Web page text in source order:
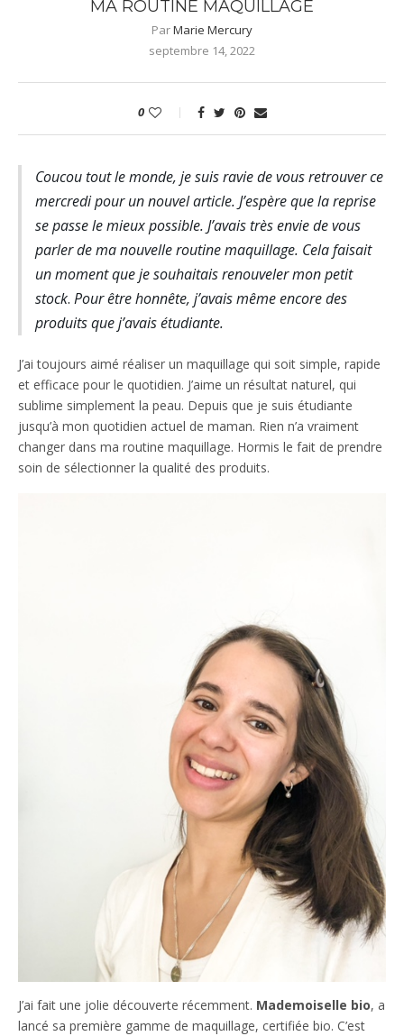
MA ROUTINE MAQUILLAGE
ParMarie Mercury
septembre 14, 2022
0
Coucou tout le monde, je suis ravie de vous retrouver ce
mercredi pour un nouvel article. J’espère que la reprise
se passe le mieux possible. J’avais très envie de vous
parler de ma nouvelle routine maquillage. Cela faisait
un moment que je souhaitais renouveler mon petit
stock. Pour être honnête, j’avais même encore des
produits que j’avais étudiante.
J’ai toujours aimé réaliser un maquillage qui soit simple, rapide
et efficace pour le quotidien. J’aime un résultat naturel, qui
sublime simplement la peau. Depuis que je suis étudiante
jusqu’à mon quotidien actuel de maman. Rien n’a vraiment
changer dans ma routine maquillage. Hormis le fait de prendre
soin de sélectionner la qualité des produits.
J’ai fait une jolie découverte récemment. Mademoiselle bio, a
lancé sa première gamme de maquillage, certifiée bio. C’est